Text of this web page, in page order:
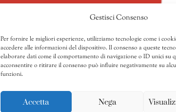
Gestisci Consenso
Per fornire le migliori esperienze, utilizziamo tecnologie come i
accedere alle informazioni del dispositivo. Il consenso a queste
elaborare dati come il comportamento di navigazione o ID unici su
acconsentire o ritirare il consenso può influire negativamente su
funzioni.
Accetta Nega